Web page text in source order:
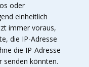
oder
einheitlich
immer voraus,
die IP-Adresse
die IP-Adresse
senden könnten.